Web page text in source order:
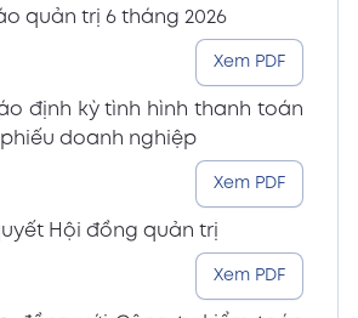
quản trị 6 tháng 2026
định kỳ tình hình thanh toán
doanh nghiệp
Xem PDF
Hội đồng quản trị
Xem PDF
Xem PDF